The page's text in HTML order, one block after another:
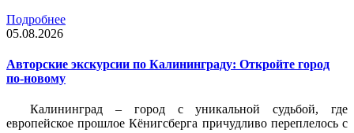
Подробнее
05.08.2026
Авторские экскурсии по Калининграду: Откройте город
по-новому
Калининград – город с уникальной судьбой, где
европейское прошлое Кёнигсберга причудливо переплелось с